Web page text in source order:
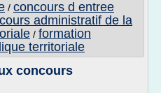
/ concours d entree
administratif de la
/ formation
territoriale
concours